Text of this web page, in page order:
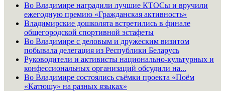
Во Владимире наградили лучшие КТОСы и вручили
ежегодную премию «Гражданская активность»
Владимирские дошколята встретились в финале
общегородской спортивной эстафеты
Во Владимире с деловым и дружеским визитом
побывала делегация из Республики Беларусь
Руководители и активисты национально-культурных и
конфессиональных организаций обсудили на...
Во Владимире состоялись съёмки проекта «Поём
«Катюшу» на разных языках»